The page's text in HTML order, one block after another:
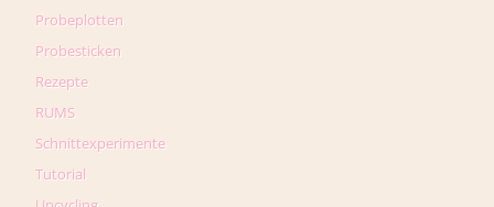
Probeplotten
Probesticken
Rezepte
RUMS
Schnittexperimente
Tutorial